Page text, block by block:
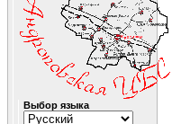
Выбор языка